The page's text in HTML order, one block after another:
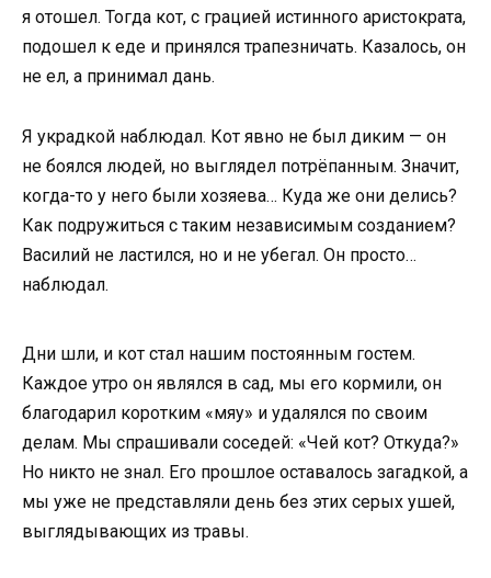
я отошел. Тогда кот, с грацией истинного аристократа,
подошел к еде и принялся трапезничать. Казалось, он
не ел, а принимал дань.
Я украдкой наблюдал. Кот явно не был диким — он
не боялся людей, но выглядел потрёпанным. Значит,
когда-то у него были хозяева… Куда же они делись?
Как подружиться с таким независимым созданием?
Василий не ластился, но и не убегал. Он просто…
наблюдал.
Дни шли, и кот стал нашим постоянным гостем.
Каждое утро он являлся в сад, мы его кормили, он
благодарил коротким «мяу» и удалялся по своим
делам. Мы спрашивали соседей: «Чей кот? Откуда?»
Но никто не знал. Его прошлое оставалось загадкой, а
мы уже не представляли день без этих серых ушей,
выглядывающих из травы.